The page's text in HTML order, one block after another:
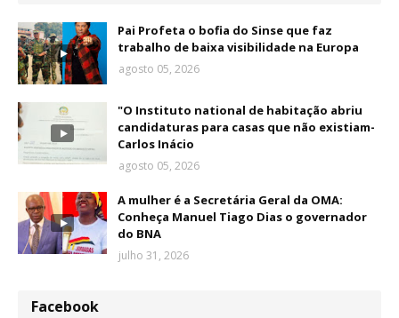
Pai Profeta o bofia do Sinse que faz
trabalho de baixa visibilidade na Europa
agosto 05, 2026
"O Instituto national de habitação abriu
candidaturas para casas que não existiam-
Carlos Inácio
agosto 05, 2026
A mulher é a Secretária Geral da OMA:
Conheça Manuel Tiago Dias o governador
do BNA
julho 31, 2026
Facebook